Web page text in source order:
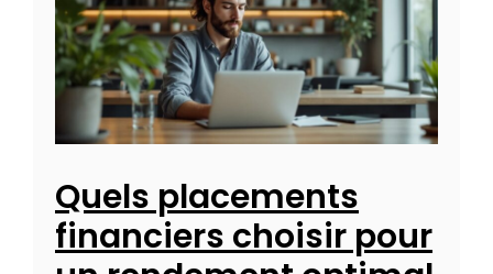
Quels placements
financiers choisir pour